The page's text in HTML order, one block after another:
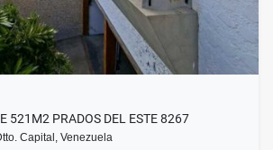
521M2 PRADOS DEL ESTE 8267
Capital, Venezuela